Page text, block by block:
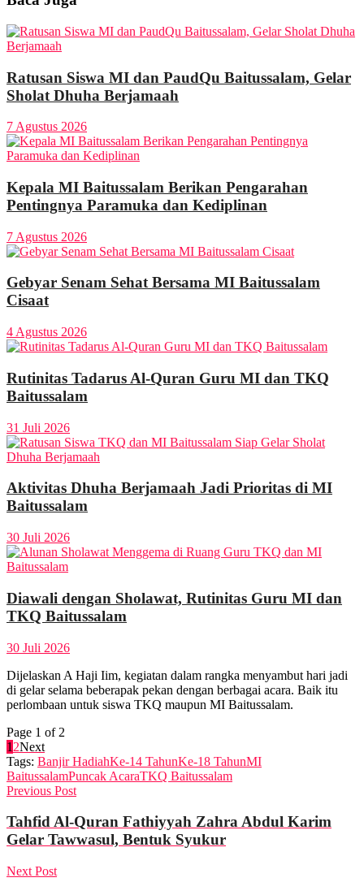
Ratusan Siswa MI dan PaudQu Baitussalam, Gelar
Sholat Dhuha Berjamaah
7 Agustus 2026
Kepala MI Baitussalam Berikan Pengarahan
Pentingnya Paramuka dan Kediplinan
7 Agustus 2026
Gebyar Senam Sehat Bersama MI Baitussalam
Cisaat
4 Agustus 2026
Rutinitas Tadarus Al-Quran Guru MI dan TKQ
Baitussalam
31 Juli 2026
Aktivitas Dhuha Berjamaah Jadi Prioritas di MI
Baitussalam
30 Juli 2026
Diawali dengan Sholawat, Rutinitas Guru MI dan
TKQ Baitussalam
30 Juli 2026
Dijelaskan A Haji Iim, kegiatan dalam rangka menyambut hari jadi
di gelar selama beberapak pekan dengan berbagai acara. Baik itu
perlombaan untuk siswa TKQ maupun MI Baitussalam.
Page 1 of 2
1 2Next
Tags: Banjir HadiahKe-14 TahunKe-18 TahunMI
BaitussalamPuncak AcaraTKQ Baitussalam
Previous Post
Tahfid Al-Quran Fathiyyah Zahra Abdul Karim
Gelar Tawwasul, Bentuk Syukur
Next Post